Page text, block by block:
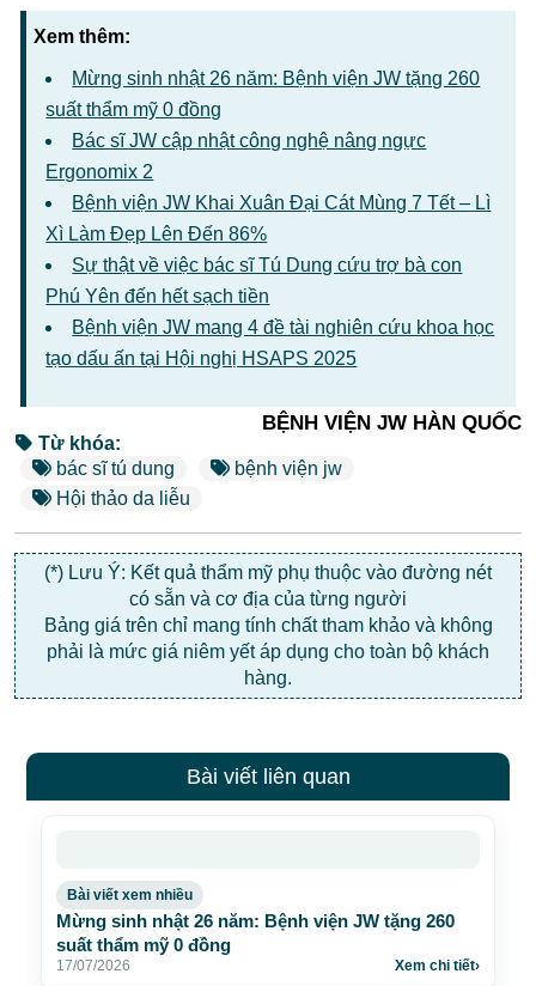
Xem thêm:
Mừng sinh nhật 26 năm: Bệnh viện JW tặng 260
suất thẩm mỹ 0 đồng
Bác sĩ JW cập nhật công nghệ nâng ngực
Ergonomix 2
Bệnh viện JW Khai Xuân Đại Cát Mùng 7 Tết – Lì
Xì Làm Đẹp Lên Đến 86%
Sự thật về việc bác sĩ Tú Dung cứu trợ bà con
Phú Yên đến hết sạch tiền
Bệnh viện JW mang 4 đề tài nghiên cứu khoa học
tạo dấu ấn tại Hội nghị HSAPS 2025
BỆNH VIỆN JW HÀN QUỐC
Từ khóa:
bác sĩ tú dung
bệnh viện jw
Hội thảo da liễu
(*) Lưu Ý: Kết quả thẩm mỹ phụ thuộc vào đường nét
có sẵn và cơ địa của từng người
Bảng giá trên chỉ mang tính chất tham khảo và không
phải là mức giá niêm yết áp dụng cho toàn bộ khách
hàng.
Bài viết liên quan
Bài viết xem nhiều
Mừng sinh nhật 26 năm: Bệnh viện JW tặng 260
suất thẩm mỹ 0 đồng
17/07/2026 Xem chi tiết›